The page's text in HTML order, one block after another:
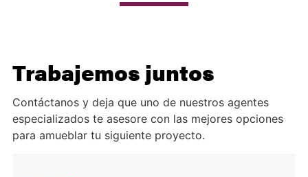
Trabajemos juntos
Contáctanos y deja que uno de nuestros agentes
especializados te asesore con las mejores opciones
para amueblar tu siguiente proyecto.